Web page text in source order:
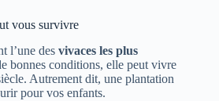
vous survivre
l’une des vivaces les plus
bonnes conditions, elle peut vivre
Autrement dit, une plantation
pour vos enfants.